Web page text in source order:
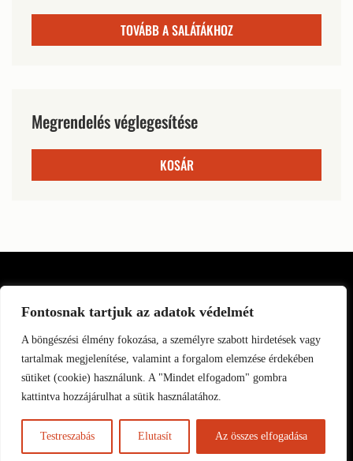
Fontosnak tartjuk az adatok védelmét
A böngészési élmény fokozása, a személyre szabott hirdetések vagy
tartalmak megjelenítése, valamint a forgalom elemzése érdekében
sütiket (cookie) használunk. A "Mindet elfogadom" gombra
kattintva hozzájárulhat a sütik használatához.
Testreszabás Elutasít Az összes elfogadása
TOVÁBB A SALÁTÁKHOZ
Megrendelés véglegesítése
KOSÁR
Copyright © 2025 vespapizza.hu | Minden jog fenntartva
HU